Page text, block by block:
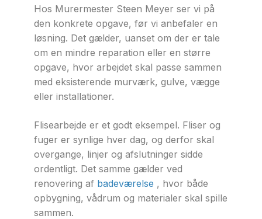
Hos Murermester Steen Meyer ser vi på
den konkrete opgave, før vi anbefaler en
løsning. Det gælder, uanset om der er tale
om en mindre reparation eller en større
opgave, hvor arbejdet skal passe sammen
med eksisterende murværk, gulve, vægge
eller installationer.
Flisearbejde er et godt eksempel. Fliser og
fuger er synlige hver dag, og derfor skal
overgange, linjer og afslutninger sidde
ordentligt. Det samme gælder ved
renovering af badeværelse , hvor både
opbygning, vådrum og materialer skal spille
sammen.